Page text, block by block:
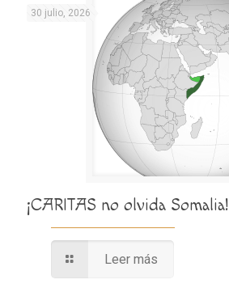
30 julio, 2026
¡CARITAS no olvida Somalia!
Leer más